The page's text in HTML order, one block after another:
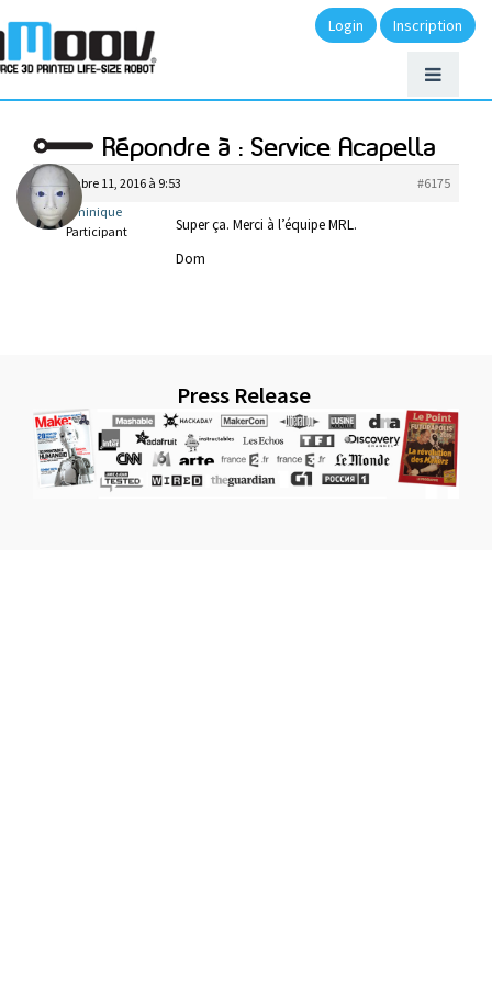
Login Inscription
Répondre à : Service Acapella
décembre 11, 2016 à 9:53
#6175
Dominique
Participant
Super ça. Merci à l’équipe MRL.
Dom
Press Release